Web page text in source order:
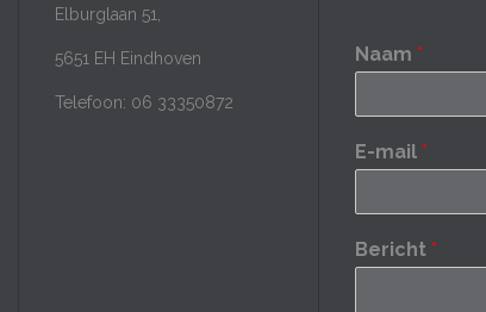
Elburglaan 51,
5651 EH Eindhoven
Telefoon: 06 33350872
Naam *
E-mail *
Bericht *